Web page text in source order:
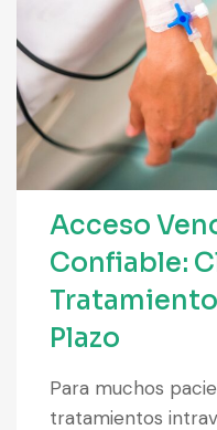
Acceso
Confiable:
Plazo
Para muchos
tratamientos